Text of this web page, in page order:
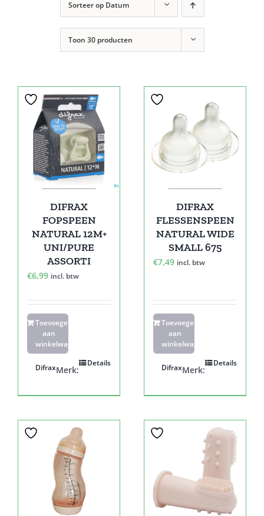
Sorteer op Datum
Toon 30 producten
DIFRAX
FOPSPEEN
NATURAL 12M+
UNI/PURE
ASSORTI
€6,99 incl. btw
Toevoegen
aan
winkelwagen
Details
Merk:
Difrax
DIFRAX
FLESSENSPEEN
NATURAL WIDE
SMALL 675
€7,49 incl. btw
Toevoegen
aan
winkelwagen
Details
Merk:
Difrax